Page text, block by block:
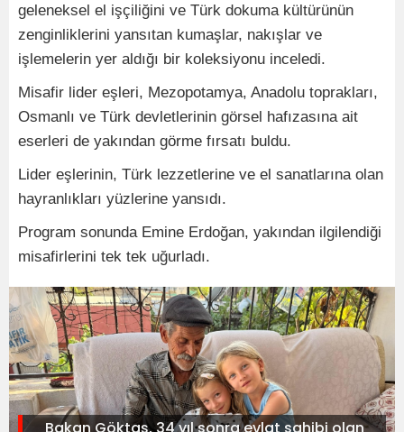
geleneksel el işçiliğini ve Türk dokuma kültürünün
zenginliklerini yansıtan kumaşlar, nakışlar ve
işlemelerin yer aldığı bir koleksiyonu inceledi.
Misafir lider eşleri, Mezopotamya, Anadolu toprakları,
Osmanlı ve Türk devletlerinin görsel hafızasına ait
eserleri de yakından görme fırsatı buldu.
Lider eşlerinin, Türk lezzetlerine ve el sanatlarına olan
hayranlıkları yüzlerine yansıdı.
Program sonunda Emine Erdoğan, yakından ilgilendiği
misafirlerini tek tek uğurladı.
Bakan Göktaş, 34 yıl sonra evlat sahibi olan